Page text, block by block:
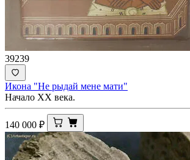
39239
Икона "Не рыдай мене мати"
Начало ХХ века.
140 000 ₽